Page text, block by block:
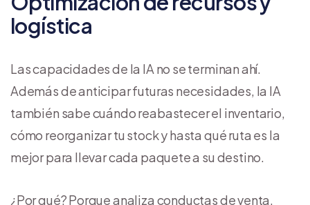
logística
Las capacidades de la IA no se terminan ahí.
Además de anticipar futuras necesidades, la IA
también sabe cuándo reabastecer el inventario,
cómo reorganizar tu stock y hasta qué ruta es la
mejor para llevar cada paquete a su destino.
¿Por qué? Porque analiza conductas de venta,